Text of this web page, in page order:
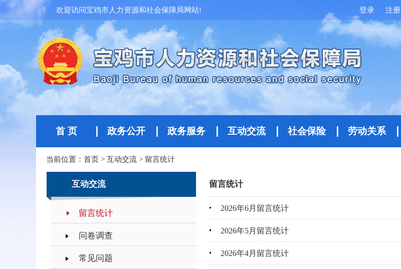
欢迎访问宝鸡市人力资源和社会保障局网站! 登录 注册
首 页 政务公开 政务服务 互动交流 社会保险 劳动关系
当前位置： 首页 > 互动交流 > 留言统计
互动交流
留言统计
问卷调查
常见问题
留言统计
2026年6月留言统计
2026年5月留言统计
2026年4月留言统计